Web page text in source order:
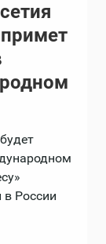
в России